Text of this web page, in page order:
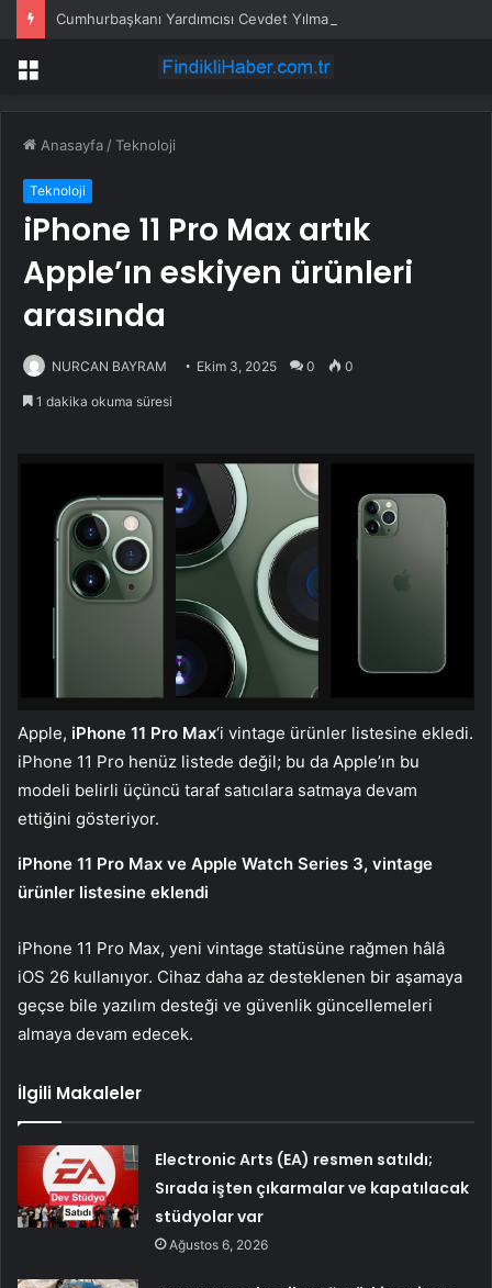
Menü
Anasayfa /Teknoloji
Teknoloji
iPhone 11 Pro Max artık
Apple’ın eskiyen ürünleri
arasında
NURCAN BAYRAM Ekim 3, 2025 0 0
1 dakika okuma süresi
Apple, iPhone 11 Pro Max‘i vintage ürünler listesine ekledi.
iPhone 11 Pro henüz listede değil; bu da Apple’ın bu
modeli belirli üçüncü taraf satıcılara satmaya devam
ettiğini gösteriyor.
iPhone 11 Pro Max ve Apple Watch Series 3, vintage
ürünler listesine eklendi
iPhone 11 Pro Max, yeni vintage statüsüne rağmen hâlâ
iOS 26 kullanıyor. Cihaz daha az desteklenen bir aşamaya
geçse bile yazılım desteği ve güvenlik güncellemeleri
almaya devam edecek.
İlgili Makaleler
Electronic Arts (EA) resmen satıldı;
Sırada işten çıkarmalar ve kapatılacak
stüdyolar var
Ağustos 6, 2026